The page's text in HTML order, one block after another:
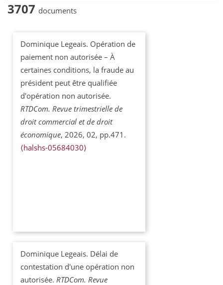
3707 documents
Dominique Legeais. Opération de
paiement non autorisée – À
certaines conditions, la fraude au
président peut être qualifiée
d'opération non autorisée.
RTDCom. Revue trimestrielle de
droit commercial et de droit
économique, 2026, 02, pp.471.
⟨halshs-05684030⟩
Dominique Legeais. Délai de
contestation d'une opération non
autorisée. RTDCom. Revue